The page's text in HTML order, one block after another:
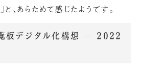
と、あらためて感じたようです。
板デジタル化構想 ― 2022